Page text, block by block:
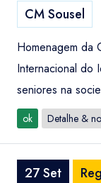
CM Sousel
Homenagem da
Internacional do
seniores na
ok Detalhe &
27 Set